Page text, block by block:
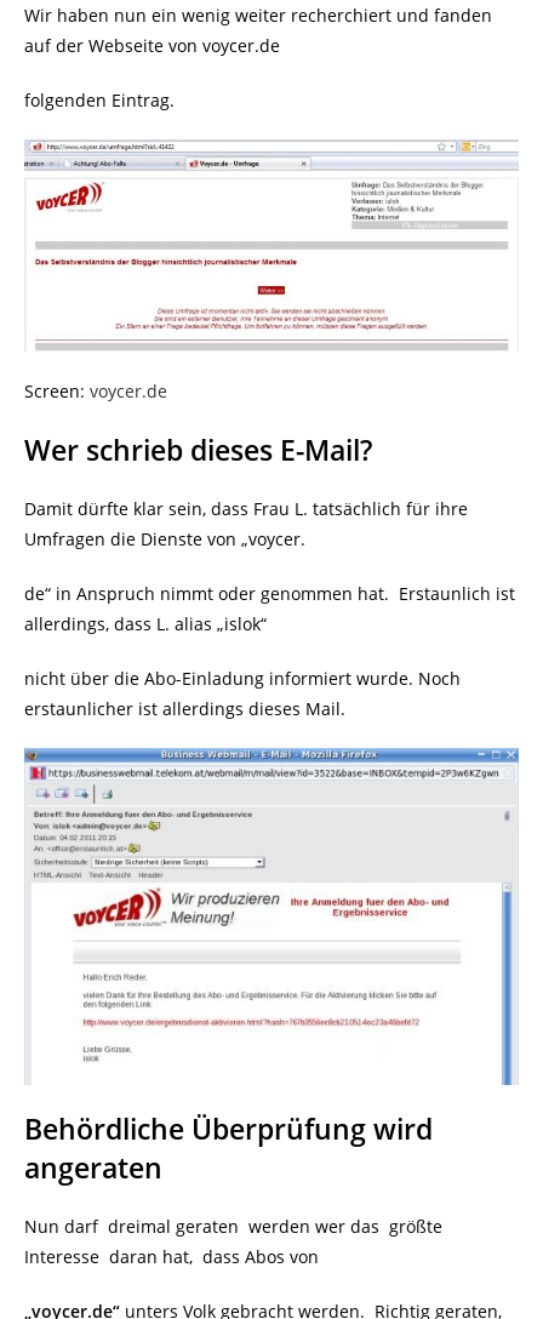
Wir haben nun ein wenig weiter recherchiert und fanden
auf der Webseite von voycer.de
folgenden Eintrag.
Screen: voycer.de
Wer schrieb dieses E-Mail?
Damit dürfte klar sein, dass Frau L. tatsächlich für ihre
Umfragen die Dienste von „voycer.
de“ in Anspruch nimmt oder genommen hat. Erstaunlich ist
allerdings, dass L. alias „islok“
nicht über die Abo-Einladung informiert wurde. Noch
erstaunlicher ist allerdings dieses Mail.
Behördliche Überprüfung wird
angeraten
Nun darf dreimal geraten werden wer das größte
Interesse daran hat, dass Abos von
„voycer.de“ unters Volk gebracht werden. Richtig geraten,